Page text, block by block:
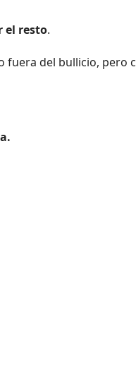
el resto.
del bullicio, pero